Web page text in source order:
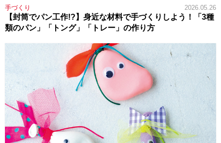
手づくり 2026.05.26
【封筒でパン工作!?】身近な材料で手づくりしよう！「3種
類のパン」「トング」「トレー」の作り方